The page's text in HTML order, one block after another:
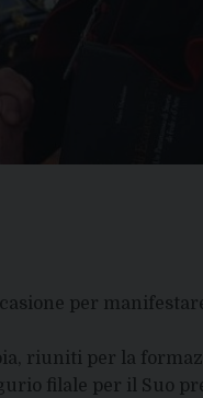
per
riuniti per la
filale per il Suo